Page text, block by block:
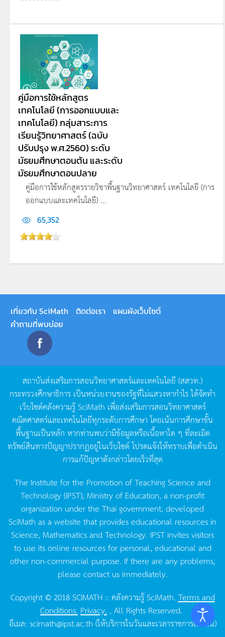
คู่มือการใช้หลักสูตร
เทคโนโลยี (การออกแบบและ
เทคโนโลยี) กลุ่มสาระการ
เรียนรู้วิทยาศาสตร์ (ฉบับ
ปรับปรุง พ.ศ.2560) ระดับ
มัธยมศึกษาตอนต้น และระดับ
มัธยมศึกษาตอนปลาย
คู่มือการใช้หลักสูตรรายวิชาพื้นฐานวิทยาศาสตร์ เทคโนโลยี (การ
ออกแบบและเทคโนโลยี) ...
65,352
เกี่ยวกับ SciMath ติดต่อเรา
แผนผังเว็บไซต์
คำถามที่พบบ่อย
สถาบันส่งเสริมการสอนวิทยาศาสตร์และเทคโนโลยี (สสวท.)
กระทรวงศึกษาธิการ เป็นหน่วยงานของรัฐที่ไม่แสวงหากำไรได้จัดทำ
เว็บไซต์คลังความรู้SciMath เพื่อส่งเสริมการสอนวิทยาศาสตร์
คณิตศาสตร์และเทคโนโลยีทุกระดับการศึกษา โดยเน้นการศึกษาขั้น
พื้นฐานเป็นหลัก หากท่านพบว่ามีข้อมูลหรือเนื้อหาใด ๆ ที่ละเมิด
ทรัพย์สินทางปัญญาปรากฏอยู่ในเว็บไซต์โปรดแจ้งให้ทราบเพื่อดำเนิน
การแก้ปัญหาดังกล่าวโดยเร็วที่สุด
The Institute for the Promotion of Teaching Science and
Technology (IPST), Ministry of Education, a non-profit
organization under the Thai government, developed
SciMath as a website that provides educational resources in
Science, Mathematics and Technology. IPST invites visitors
to use its online resources for personal, educational and
other non-commercial purpose. If there are any problems,
please contact us immediately.
Copyright © 2018 SCIMATH :: คลังความรู้ SciMath.Terms and
Conditions. Privacy. , All Rights Reserved.
อีเมล: scimath@ipst.ac.th (ให้บริการในวันและเวลาราชการเท่านั้น)